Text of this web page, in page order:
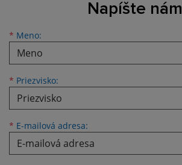
Napíšte nám
* Meno:
Meno
* Priezvisko:
Priezvisko
* E-mailová adresa:
E-mailová adresa